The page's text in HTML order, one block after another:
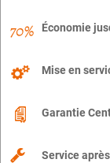
Économie
Mise en
Garantie
Service